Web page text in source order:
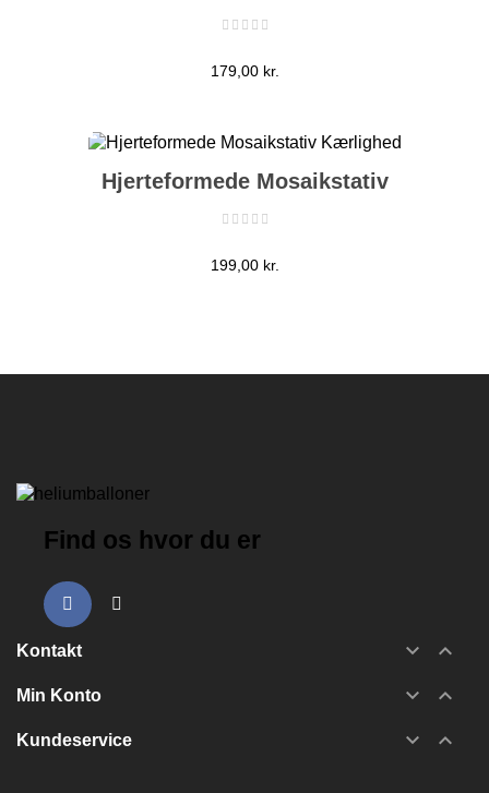
Pris
179,00 kr.
Hjerteformede Mosaikstativ
Pris
199,00 kr.
Find os hvor du er
Kontakt  
Min Konto  
Kundeservice  